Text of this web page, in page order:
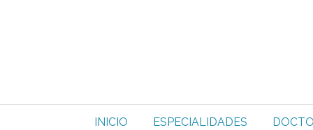
INICIO ESPECIALIDADES